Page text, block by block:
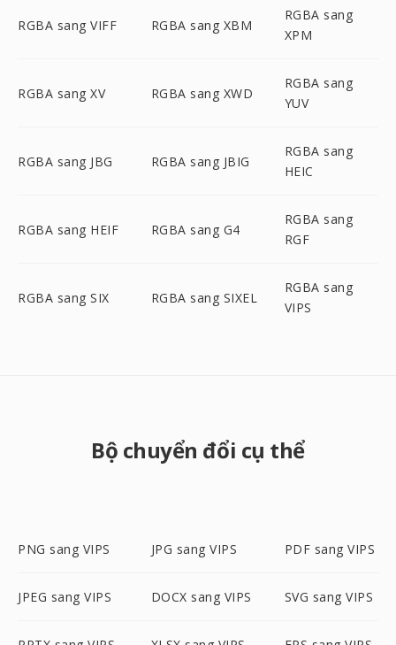
RGBA sang VIFF RGBA sang XBM
RGBA sang
XPM
RGBA sang XV RGBA sang XWD
RGBA sang
YUV
RGBA sang JBG RGBA sang JBIG
RGBA sang
HEIC
RGBA sang HEIF RGBA sang G4
RGBA sang
RGF
RGBA sang SIX RGBA sang SIXEL
RGBA sang
VIPS
Bộ chuyển đổi cụ thể
PNG sang VIPS JPG sang VIPS PDF sang VIPS
JPEG sang VIPS DOCX sang VIPS SVG sang VIPS